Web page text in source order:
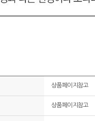
상품페이지참고
상품페이지참고